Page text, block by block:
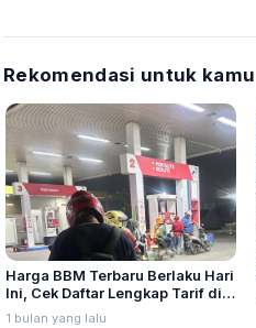
Rekomendasi untuk kamu
Harga BBM Terbaru Berlaku Hari
Ini, Cek Daftar Lengkap Tarif di
Seluruh Indonesia
1 bulan yang lalu